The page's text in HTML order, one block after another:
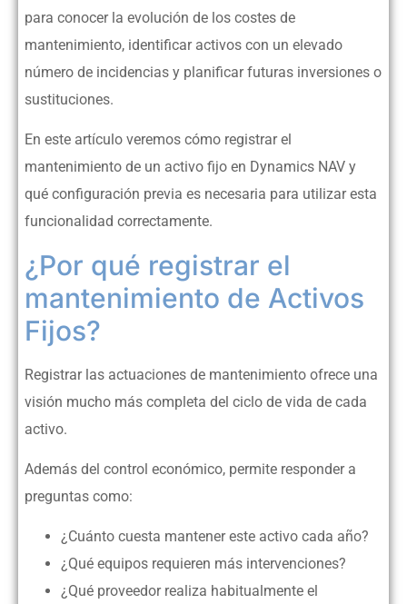
para conocer la evolución de los costes de
mantenimiento, identificar activos con un elevado
número de incidencias y planificar futuras inversiones o
sustituciones.
En este artículo veremos cómo registrar el
mantenimiento de un activo fijo en Dynamics NAV y
qué configuración previa es necesaria para utilizar esta
funcionalidad correctamente.
¿Por qué registrar el
mantenimiento de Activos
Fijos?
Registrar las actuaciones de mantenimiento ofrece una
visión mucho más completa del ciclo de vida de cada
activo.
Además del control económico, permite responder a
preguntas como:
¿Cuánto cuesta mantener este activo cada año?
¿Qué equipos requieren más intervenciones?
¿Qué proveedor realiza habitualmente el